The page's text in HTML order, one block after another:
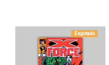
Esgotado